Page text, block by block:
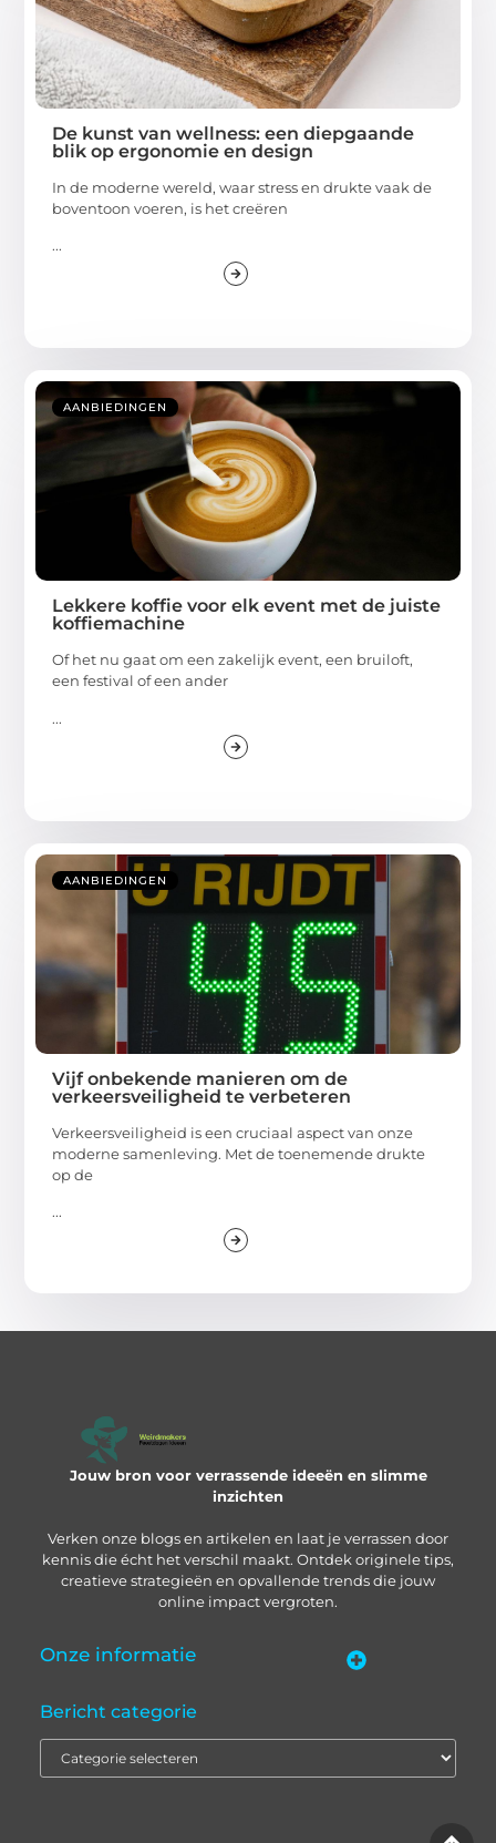
De kunst van wellness: een diepgaande
blik op ergonomie en design
In de moderne wereld, waar stress en drukte vaak de
boventoon voeren, is het creëren
...
AANBIEDINGEN
Lekkere koffie voor elk event met de juiste
koffiemachine
Of het nu gaat om een zakelijk event, een bruiloft,
een festival of een ander
...
AANBIEDINGEN
Vijf onbekende manieren om de
verkeersveiligheid te verbeteren
Verkeersveiligheid is een cruciaal aspect van onze
moderne samenleving. Met de toenemende drukte
op de
...
Jouw bron voor verrassende ideeën en slimme
inzichten
Verken onze blogs en artikelen en laat je verrassen door
kennis die écht het verschil maakt. Ontdek originele tips,
creatieve strategieën en opvallende trends die jouw
online impact vergroten.
Onze informatie
Bericht categorie